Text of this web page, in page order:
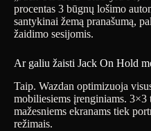
procentas 3 būgnų lošimo
santykinai žemą pranašumą,
žaidimo sesijomis.
Ar galiu žaisti Jack On Hold
Taip. Wazdan optimizuoja
mobiliesiems įrenginiams.
mažesniems ekranams tiek
režimais.